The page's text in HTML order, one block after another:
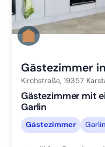
Gästezimmer
Kirchstraße, 19357
Gästezimmer mit
Garlin
Gästezimmer Garlin